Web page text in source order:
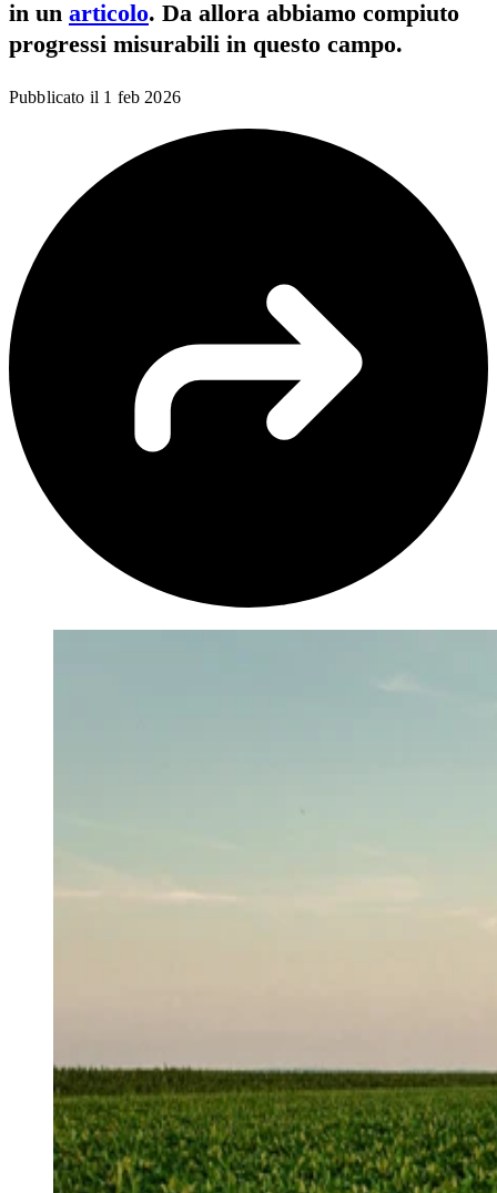
in un articolo. Da allora abbiamo compiuto
progressi misurabili in questo campo.
Pubblicato il 1 feb 2026